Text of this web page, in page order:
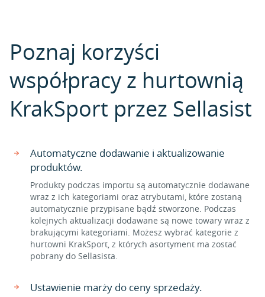
Poznaj korzyści
współpracy z hurtownią
KrakSport przez Sellasist
Automatyczne dodawanie i aktualizowanie
produktów.
Produkty podczas importu są automatycznie dodawane
wraz z ich kategoriami oraz atrybutami, które zostaną
automatycznie przypisane bądź stworzone. Podczas
kolejnych aktualizacji dodawane są nowe towary wraz z
brakującymi kategoriami. Możesz wybrać kategorie z
hurtowni KrakSport, z których asortyment ma zostać
pobrany do Sellasista.
Ustawienie marży do ceny sprzedaży.